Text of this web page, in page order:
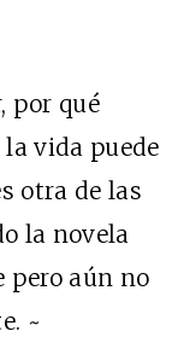
por qué
vida puede
otra de las
la novela
pero aún no
~